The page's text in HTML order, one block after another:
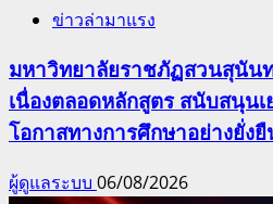
ข่าวล่ามาแรง
มหาวิทยาลัยราชภัฏสวนสุนัน
เนื่องตลอดหลักสูตร สนับสนุน
โอกาสทางการศึกษาอย่างยั่ง
ผู้ดูแลระบบ 06/08/2026